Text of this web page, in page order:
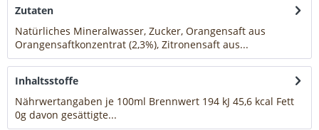
Zutaten
Natürliches Mineralwasser, Zucker, Orangensaft aus
Orangensaftkonzentrat (2,3%), Zitronensaft aus...
Inhaltsstoffe
Nährwertangaben je 100ml Brennwert 194 kJ 45,6 kcal Fett
0g davon gesättigte...